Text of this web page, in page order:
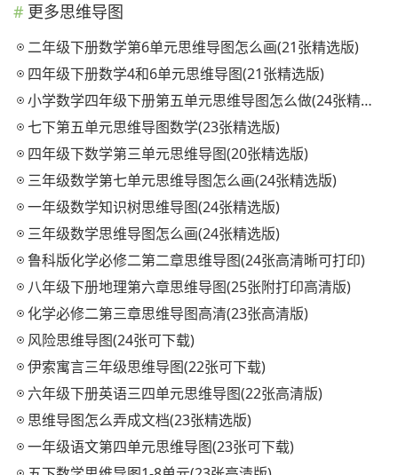
更多思维导图
二年级下册数学第6单元思维导图怎么画(21张精选版)
四年级下册数学4和6单元思维导图(21张精选版)
小学数学四年级下册第五单元思维导图怎么做(24张精选版)
七下第五单元思维导图数学(23张精选版)
四年级下数学第三单元思维导图(20张精选版)
三年级数学第七单元思维导图怎么画(24张精选版)
一年级数学知识树思维导图(24张精选版)
三年级数学思维导图怎么画(24张精选版)
鲁科版化学必修二第二章思维导图(24张高清晰可打印)
八年级下册地理第六章思维导图(25张附打印高清版)
化学必修二第三章思维导图高清(23张高清版)
风险思维导图(24张可下载)
伊索寓言三年级思维导图(22张可下载)
六年级下册英语三四单元思维导图(22张高清版)
思维导图怎么弄成文档(23张精选版)
一年级语文第四单元思维导图(23张可下载)